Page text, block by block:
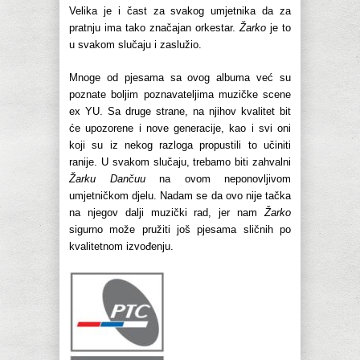
Velika je i čast za svakog umjetnika da za
pratnju ima tako značajan orkestar. Žarko je to
u svakom slučaju i zaslužio.
Mnoge od pjesama sa ovog albuma već su
poznate boljim poznavateljima muzičke scene
ex YU. Sa druge strane, na njihov kvalitet bit
će upozorene i nove generacije, kao i svi oni
koji su iz nekog razloga propustili to učiniti
ranije. U svakom slučaju, trebamo biti zahvalni
Žarku Dančuuna ovom neponovljivom
umjetničkom djelu. Nadam se da ovo nije tačka
na njegov dalji muzički rad, jer nam Žarko
sigurno može pružiti još pjesama sličnih po
kvalitetnom izvođenju.